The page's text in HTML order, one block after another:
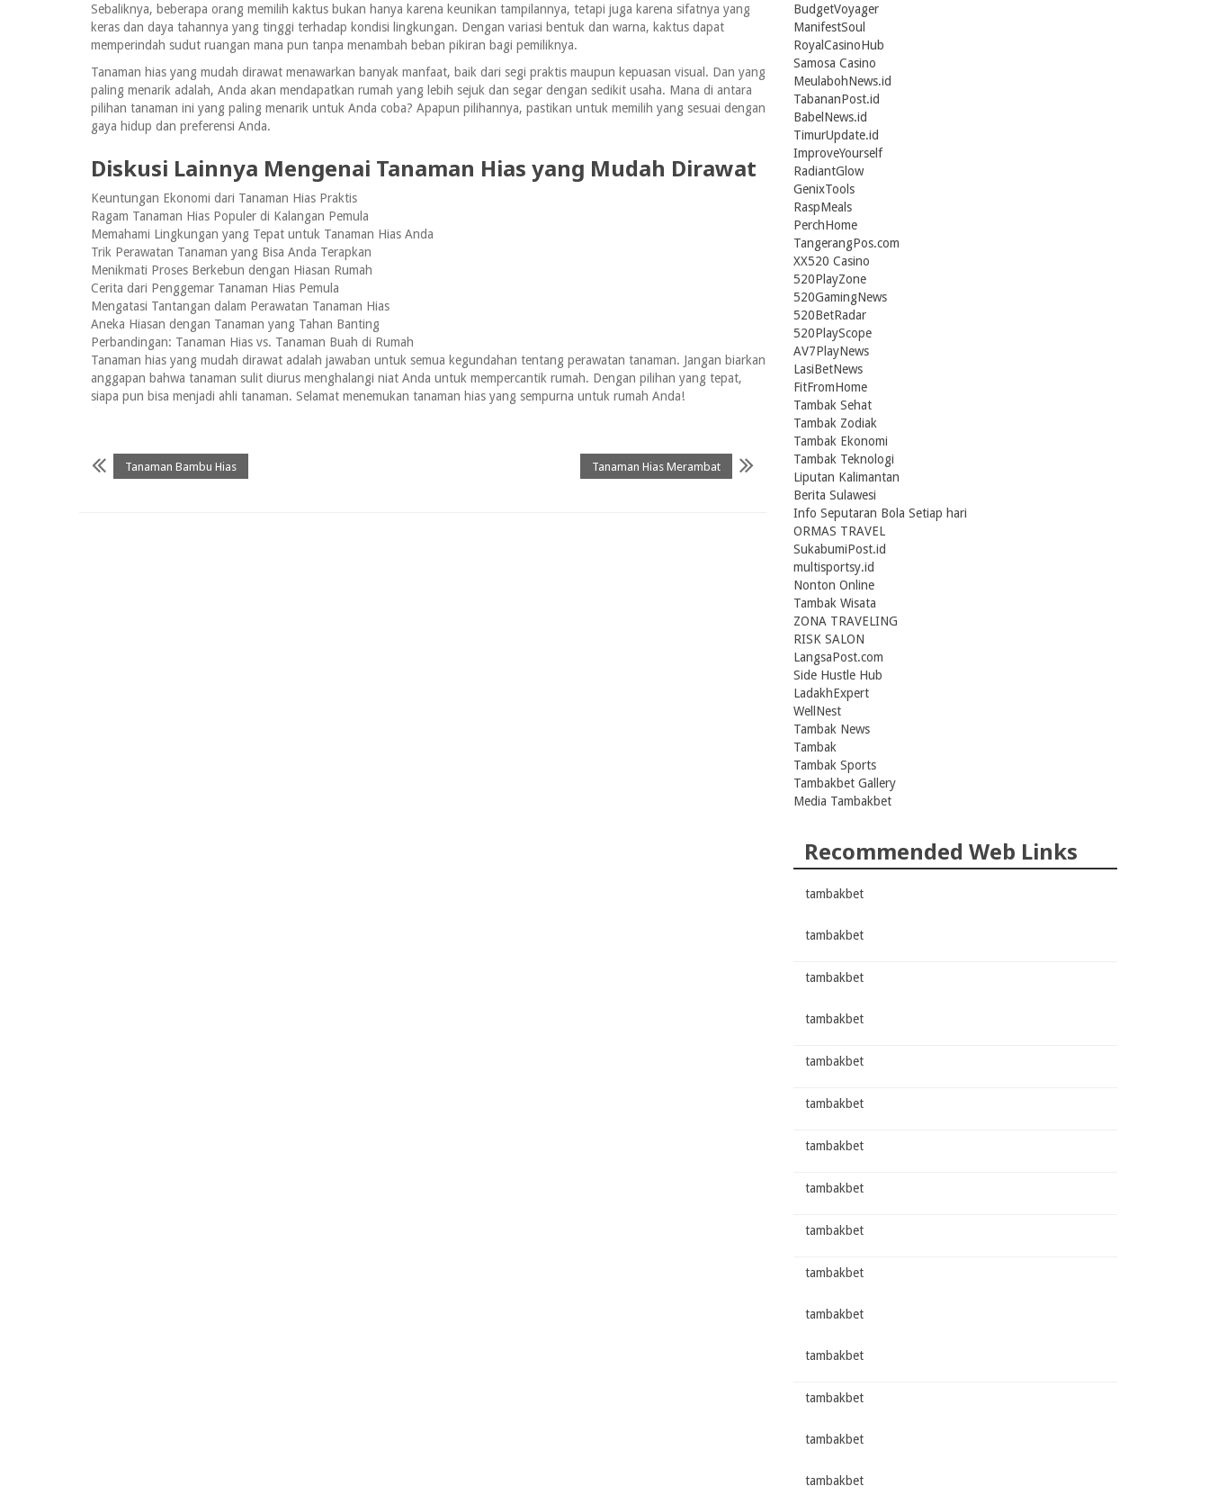
Sebaliknya, beberapa orang memilih kaktus bukan hanya karena keunikan tampilannya, tetapi juga karena sifatnya yang
keras dan daya tahannya yang tinggi terhadap kondisi lingkungan. Dengan variasi bentuk dan warna, kaktus dapat
memperindah sudut ruangan mana pun tanpa menambah beban pikiran bagi pemiliknya.
Tanaman hias yang mudah dirawat menawarkan banyak manfaat, baik dari segi praktis maupun kepuasan visual. Dan yang
paling menarik adalah, Anda akan mendapatkan rumah yang lebih sejuk dan segar dengan sedikit usaha. Mana di antara
pilihan tanaman ini yang paling menarik untuk Anda coba? Apapun pilihannya, pastikan untuk memilih yang sesuai dengan
gaya hidup dan preferensi Anda.
Diskusi Lainnya Mengenai Tanaman Hias yang Mudah Dirawat
Keuntungan Ekonomi dari Tanaman Hias Praktis
Ragam Tanaman Hias Populer di Kalangan Pemula
Memahami Lingkungan yang Tepat untuk Tanaman Hias Anda
Trik Perawatan Tanaman yang Bisa Anda Terapkan
Menikmati Proses Berkebun dengan Hiasan Rumah
Cerita dari Penggemar Tanaman Hias Pemula
Mengatasi Tantangan dalam Perawatan Tanaman Hias
Aneka Hiasan dengan Tanaman yang Tahan Banting
Perbandingan: Tanaman Hias vs. Tanaman Buah di Rumah
Tanaman hias yang mudah dirawat adalah jawaban untuk semua kegundahan tentang perawatan tanaman. Jangan biarkan
anggapan bahwa tanaman sulit diurus menghalangi niat Anda untuk mempercantik rumah. Dengan pilihan yang tepat,
siapa pun bisa menjadi ahli tanaman. Selamat menemukan tanaman hias yang sempurna untuk rumah Anda!
Tanaman Bambu Hias Tanaman Hias Merambat
BudgetVoyager
ManifestSoul
RoyalCasinoHub
Samosa Casino
MeulabohNews.id
TabananPost.id
BabelNews.id
TimurUpdate.id
ImproveYourself
RadiantGlow
GenixTools
RaspMeals
PerchHome
TangerangPos.com
XX520 Casino
520PlayZone
520GamingNews
520BetRadar
520PlayScope
AV7PlayNews
LasiBetNews
FitFromHome
Tambak Sehat
Tambak Zodiak
Tambak Ekonomi
Tambak Teknologi
Liputan Kalimantan
Berita Sulawesi
Info Seputaran Bola Setiap hari
ORMAS TRAVEL
SukabumiPost.id
multisportsy.id
Nonton Online
Tambak Wisata
ZONA TRAVELING
RISK SALON
LangsaPost.com
Side Hustle Hub
LadakhExpert
WellNest
Tambak News
Tambak
Tambak Sports
Tambakbet Gallery
Media Tambakbet
Recommended Web Links
tambakbet
tambakbet
tambakbet
tambakbet
tambakbet
tambakbet
tambakbet
tambakbet
tambakbet
tambakbet
tambakbet
tambakbet
tambakbet
tambakbet
tambakbet